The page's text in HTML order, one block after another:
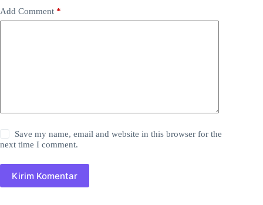
Add Comment *
Save my name, email and website in this browser for the
next time I comment.
Kirim Komentar